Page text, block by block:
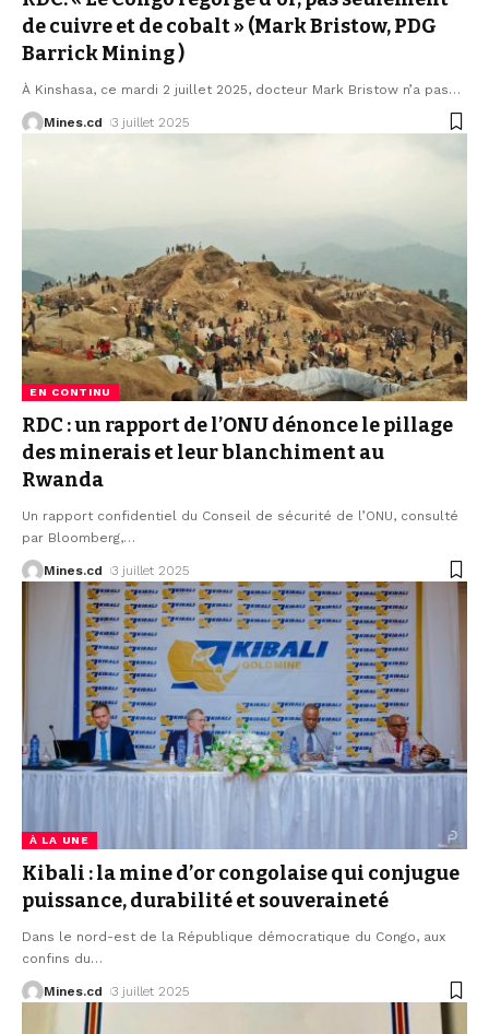
de cuivre et de cobalt » (Mark Bristow, PDG
Barrick Mining )
À Kinshasa, ce mardi 2 juillet 2025, docteur Mark Bristow n’a pas…
Mines.cd 3 juillet 2025
EN CONTINU
RDC : un rapport de l’ONU dénonce le pillage
des minerais et leur blanchiment au
Rwanda
Un rapport confidentiel du Conseil de sécurité de l’ONU, consulté
par Bloomberg,…
Mines.cd 3 juillet 2025
À LA UNE
Kibali : la mine d’or congolaise qui conjugue
puissance, durabilité et souveraineté
Dans le nord-est de la République démocratique du Congo, aux
confins du…
Mines.cd 3 juillet 2025